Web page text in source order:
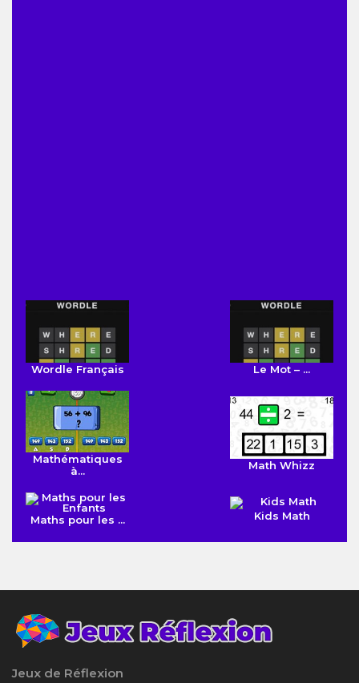
Wordle Français Le Mot – ...
Mathématiques
à...
Math Whizz
Maths pour les ... Kids Math
Jeux de Réflexion